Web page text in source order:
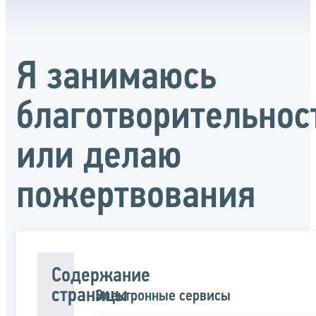
Я занимаюсь
или делаю
пожертвования
Содержание
страницыЭлектронные сервисы